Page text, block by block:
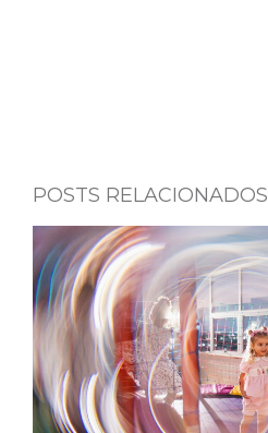
POSTS RELACIONADOS